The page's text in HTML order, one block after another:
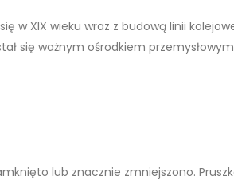
w XIX wieku wraz z budową linii
się ważnym ośrodkiem
lub znacznie zmniejszono.